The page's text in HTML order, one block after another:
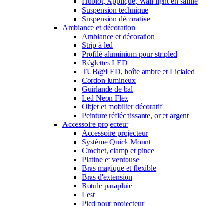
Suspension technique
Suspension décorative
Ambiance et décoration
Ambiance et décoration
Strip à led
Profilé aluminium pour stripled
Réglettes LED
TUB@LED, boîte ambre et Licialed
Cordon lumineux
Guirlande de bal
Led Neon Flex
Objet et mobilier décoratif
Peinture réfléchissante, or et argent
Accessoire projecteur
Accessoire projecteur
Système Quick Mount
Crochet, clamp et pince
Platine et ventouse
Bras magique et flexible
Bras d'extension
Rotule parapluie
Lest
Pied pour projecteur